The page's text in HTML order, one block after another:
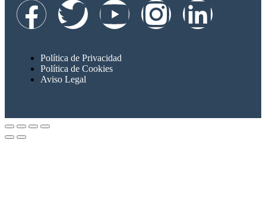
Política de Privacidad
Política de Cookies
Aviso Legal